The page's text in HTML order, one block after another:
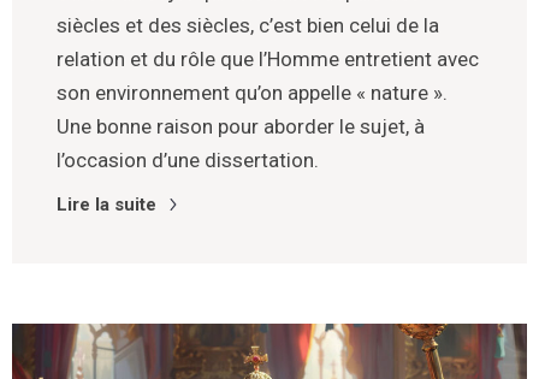
siècles et des siècles, c’est bien celui de la
relation et du rôle que l’Homme entretient avec
son environnement qu’on appelle « nature ».
Une bonne raison pour aborder le sujet, à
l’occasion d’une dissertation.
Lire la suite